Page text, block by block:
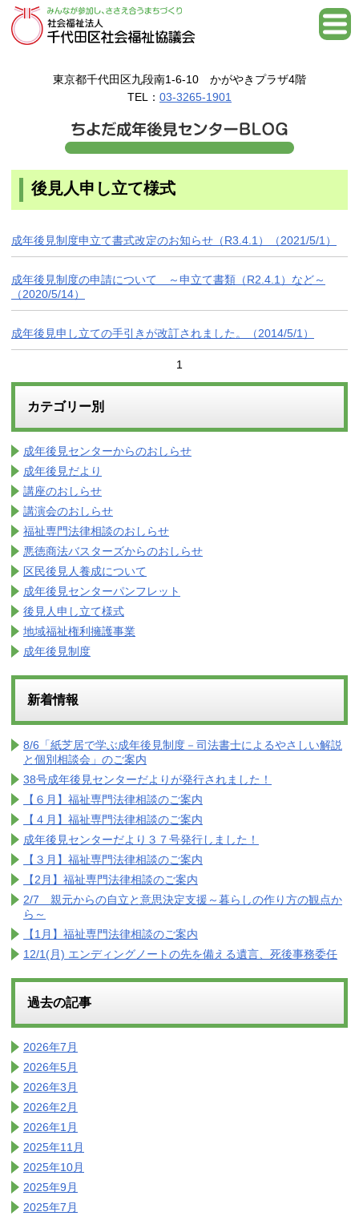
東京都千代田区九段南1-6-10 かがやきプラザ4階
TEL： 03-3265-1901
後見人申し立て様式
成年後見制度申立て書式改定のお知らせ（R3.4.1）（2021/5/1）
成年後見制度の申請について ～申立て書類（R2.4.1）など～
（2020/5/14）
成年後見申し立ての手引きが改訂されました。（2014/5/1）
1
カテゴリー別
成年後見センターからのおしらせ
成年後見だより
講座のおしらせ
講演会のおしらせ
福祉専門法律相談のおしらせ
悪徳商法バスターズからのおしらせ
区民後見人養成について
成年後見センターパンフレット
後見人申し立て様式
地域福祉権利擁護事業
成年後見制度
新着情報
8/6「紙芝居で学ぶ成年後見制度－司法書士によるやさしい解説
と個別相談会」のご案内
38号成年後見センターだよりが発行されました！
【６月】福祉専門法律相談のご案内
【４月】福祉専門法律相談のご案内
成年後見センターだより３７号発行しました！
【３月】福祉専門法律相談のご案内
【2月】福祉専門法律相談のご案内
2/7 親元からの自立と意思決定支援～暮らしの作り方の観点か
ら～
【1月】福祉専門法律相談のご案内
12/1(月) エンディングノートの先を備える遺言、死後事務委任
過去の記事
2026年7月
2026年5月
2026年3月
2026年2月
2026年1月
2025年11月
2025年10月
2025年9月
2025年7月